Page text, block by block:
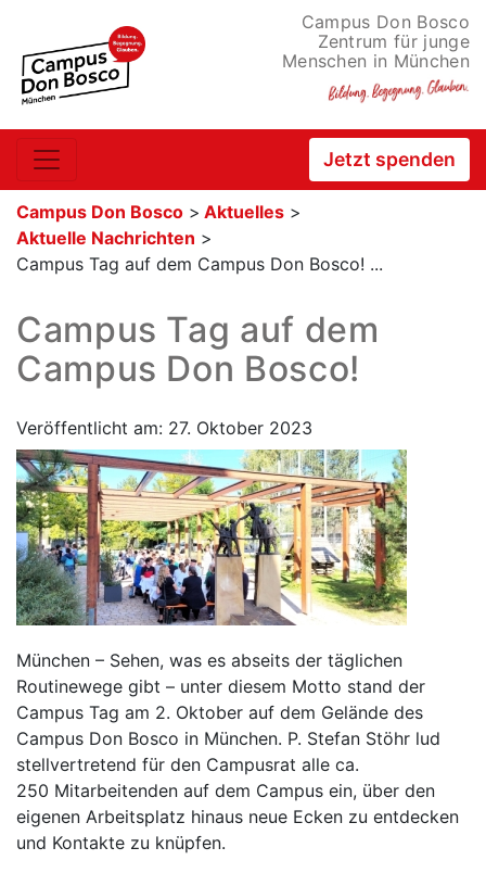
Campus Don Bosco
Zentrum für junge
Menschen in München
Jetzt spenden
Campus Don Bosco > Aktuelles >
Aktuelle Nachrichten >
Campus Tag auf dem Campus Don Bosco! ...
Campus Tag auf dem
Campus Don Bosco!
Veröffentlicht am: 27. Oktober 2023
München – Sehen, was es abseits der täglichen
Routinewege gibt – unter diesem Motto stand der
Campus Tag am 2. Oktober auf dem Gelände des
Campus Don Bosco in München. P. Stefan Stöhr lud
stellvertretend für den Campusrat alle ca.
250 Mitarbeitenden auf dem Campus ein, über den
eigenen Arbeitsplatz hinaus neue Ecken zu entdecken
und Kontakte zu knüpfen.